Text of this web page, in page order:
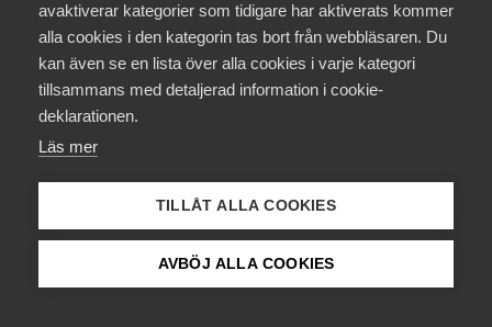
avaktiverar kategorier som tidigare har aktiverats kommer
alla cookies i den kategorin tas bort från webbläsaren. Du
kan även se en lista över alla cookies i varje kategori
tillsammans med detaljerad information i cookie-
deklarationen.
Läs mer
TILLÅT ALLA COOKIES
AVBÖJ ALLA COOKIES
Kompetens­företagen
Medie­företagen
Säkerhets­företagen
Tåg­företagen
Mina sidor
Kurser & utbildningar
Tjänsteinnovationer
för ökad
konkurrenskraft
Framväxten av nya företag och arbetstillfällen sker
framförallt inom olika tjänstenäringar. Vad som